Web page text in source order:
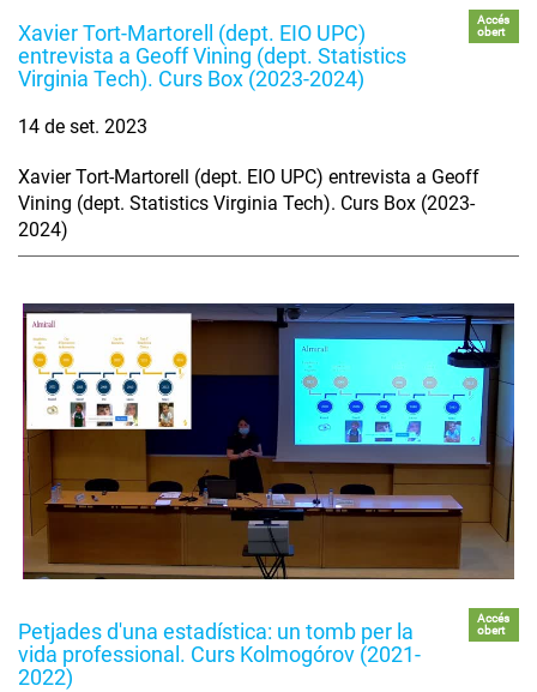
Xavier Tort-Martorell (dept. EIO UPC)
entrevista a Geoff Vining (dept. Statistics
Virginia Tech). Curs Box (2023-2024)
Accés
obert
14 de set. 2023
Xavier Tort-Martorell (dept. EIO UPC) entrevista a Geoff
Vining (dept. Statistics Virginia Tech). Curs Box (2023-
2024)
Petjades d'una estadística: un tomb per la
vida professional. Curs Kolmogórov (2021-
2022)
Accés
obert